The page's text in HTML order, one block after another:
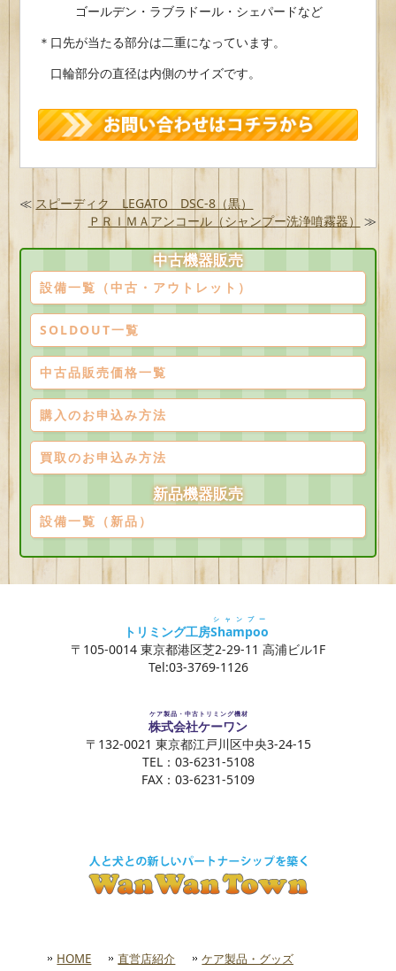
ゴールデン・ラブラドール・シェパードなど
＊口先が当たる部分は二重になっています。
口輪部分の直径は内側のサイズです。
≪ スピーディク LEGATO DSC-8（黒）
ＰＲＩＭＡアンコール（シャンプー洗浄噴霧器）
≫
中古機器販売
設備一覧（中古・アウトレット）
SOLDOUT一覧
中古品販売価格一覧
購入のお申込み方法
買取のお申込み方法
新品機器販売
設備一覧（新品）
トリミング工房Shampoo
シャンプー
〒105-0014 東京都港区芝2-29-11 高浦ビル1F
Tel:03-3769-1126
株式会社ケーワン
ケア製品・中古トリミング機材
〒132-0021 東京都江戸川区中央3-24-15
TEL：03-6231-5108
FAX：03-6231-5109
HOME 直営店紹介 ケア製品・グッズ